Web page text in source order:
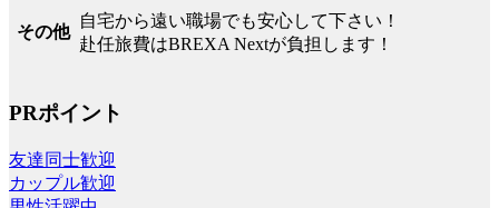
その他
自宅から遠い職場でも安心して下さい！
赴任旅費はBREXA Nextが負担します！
PRポイント
友達同士歓迎
カップル歓迎